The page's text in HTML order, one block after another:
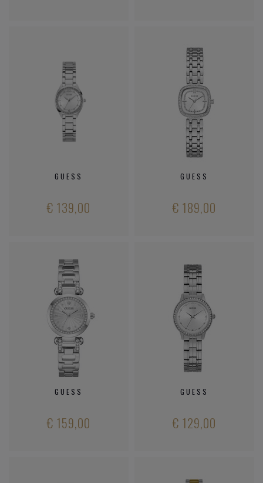
GUESS
€ 139,00
GUESS
€ 189,00
GUESS
€ 159,00
GUESS
€ 129,00